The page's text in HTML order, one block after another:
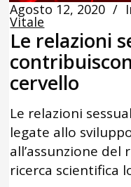
Agosto 12, 2020
Vitale
Le relazioni
cervello
Le relazioni
legate allo
all’assunzione del
ricerca scientifica